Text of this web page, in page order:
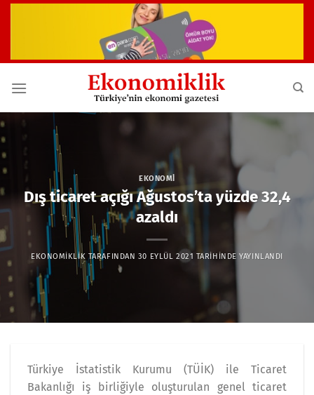
EKONOMI
Dış ticaret açığı Ağustos’ta yüzde 32,4
azaldı
EKONOMIKLIK TARAFINDAN 30 EYLÜL 2021 TARIHINDE YAYINLANDI
Türkiye İstatistik Kurumu (TÜİK) ile Ticaret
Bakanlığı iş birliğiyle oluşturulan genel ticaret